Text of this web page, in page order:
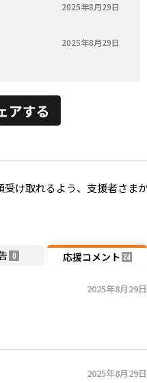
2025年8月29日
2025年8月29日
け取れるよう、支援者さま
0 応援コメント 24
2025年8月29日
2025年8月29日